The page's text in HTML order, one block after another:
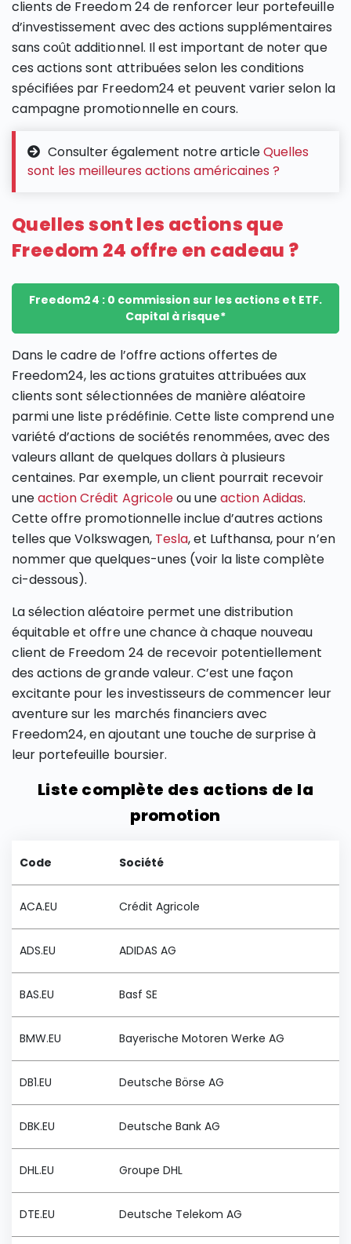
clients de Freedom 24 de renforcer leur portefeuille
d’investissement avec des actions supplémentaires
sans coût additionnel. Il est important de noter que
ces actions sont attribuées selon les conditions
spécifiées par Freedom24 et peuvent varier selon la
campagne promotionnelle en cours.
Consulter également notre articleQuelles
sont les meilleures actions américaines ?
Quelles sont les actions que
Freedom 24 offre en cadeau ?
Freedom24 : 0 commission sur les actions et ETF.
Capital à risque*
Dans le cadre de l’offre actions offertes de
Freedom24, les actions gratuites attribuées aux
clients sont sélectionnées de manière aléatoire
parmi une liste prédéfinie. Cette liste comprend une
variété d’actions de sociétés renommées, avec des
valeurs allant de quelques dollars à plusieurs
centaines. Par exemple, un client pourrait recevoir
uneaction Crédit Agricoleou uneaction Adidas.
Cette offre promotionnelle inclue d’autres actions
telles que Volkswagen, Tesla, et Lufthansa, pour n’en
nommer que quelques-unes (voir la liste complète
ci-dessous).
La sélection aléatoire permet une distribution
équitable et offre une chance à chaque nouveau
client de Freedom 24 de recevoir potentiellement
des actions de grande valeur. C’est une façon
excitante pour les investisseurs de commencer leur
aventure sur les marchés financiers avec
Freedom24, en ajoutant une touche de surprise à
leur portefeuille boursier.
Liste complète des actions de la
promotion
Code Société
ACA.EU Crédit Agricole
ADS.EU ADIDAS AG
BAS.EU Basf SE
BMW.EU Bayerische Motoren Werke AG
DB1.EU Deutsche Börse AG
DBK.EU Deutsche Bank AG
DHL.EU Groupe DHL
DTE.EU Deutsche Telekom AG